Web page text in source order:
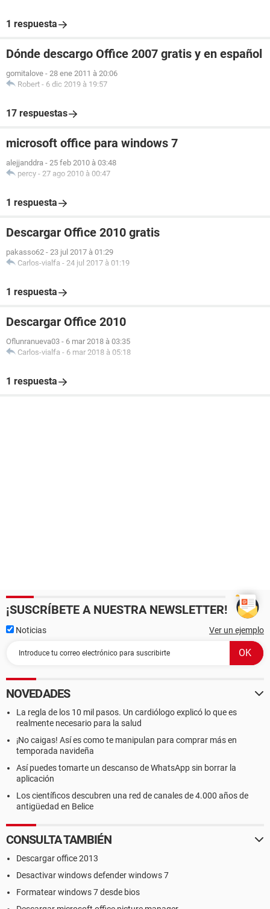
1 respuesta
Dónde descargo Office 2007 gratis y en español
gomitalove - 28 ene 2011 à 20:06
Robert - 6 dic 2019 à 19:57
17 respuestas
microsoft office para windows 7
alejjanddra - 25 feb 2010 à 03:48
percy - 27 ago 2010 à 00:47
1 respuesta
Descargar Office 2010 gratis
pakasso62 - 23 jul 2017 à 01:29
Carlos-vialfa - 24 jul 2017 à 01:19
1 respuesta
Descargar Office 2010
Oflunranueva03 - 6 mar 2018 à 03:35
Carlos-vialfa - 6 mar 2018 à 05:18
1 respuesta
¡SUSCRÍBETE A NUESTRA NEWSLETTER!
Noticias Ver un ejemplo
NOVEDADES
La regla de los 10 mil pasos. Un cardiólogo explicó lo que es
realmente necesario para la salud
¡No caigas! Así es como te manipulan para comprar más en
temporada navideña
Así puedes tomarte un descanso de WhatsApp sin borrar la
aplicación
Los científicos descubren una red de canales de 4.000 años de
antigüedad en Belice
CONSULTA TAMBIÉN
Descargar office 2013
Desactivar windows defender windows 7
Formatear windows 7 desde bios